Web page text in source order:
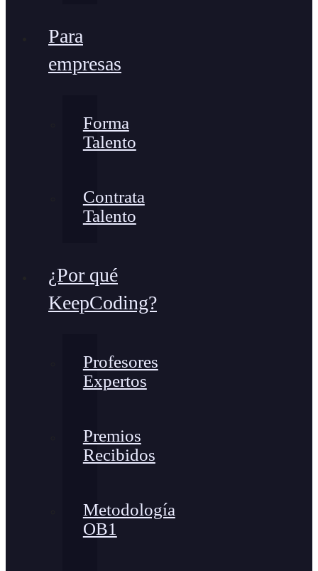
Para
empresas
Forma
Talento
Contrata
Talento
¿Por qué
KeepCoding?
Profesores
Expertos
Premios
Recibidos
Metodología
OB1